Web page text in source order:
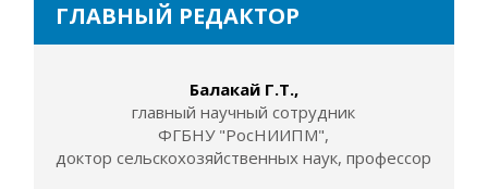
ГЛАВНЫЙ РЕДАКТОР
Балакай Г.Т.,
главный научный сотрудник
ФГБНУ "РосНИИПМ",
доктор сельскохозяйственных наук, профессор